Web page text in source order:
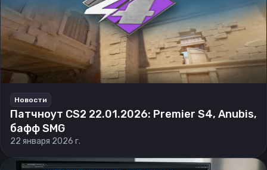
Новости
Патчноут CS2 22.01.2026: Premier S4, Anubis,
бафф SMG
22 января 2026 г.